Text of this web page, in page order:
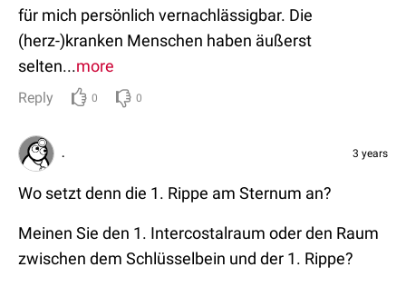
für mich persönlich vernachlässigbar. Die
(herz-)kranken Menschen haben äußerst
selten...more
Reply 0 0
. 3 years
Wo setzt denn die 1. Rippe am Sternum an?
Meinen Sie den 1. Intercostalraum oder den Raum
zwischen dem Schlüsselbein und der 1. Rippe?